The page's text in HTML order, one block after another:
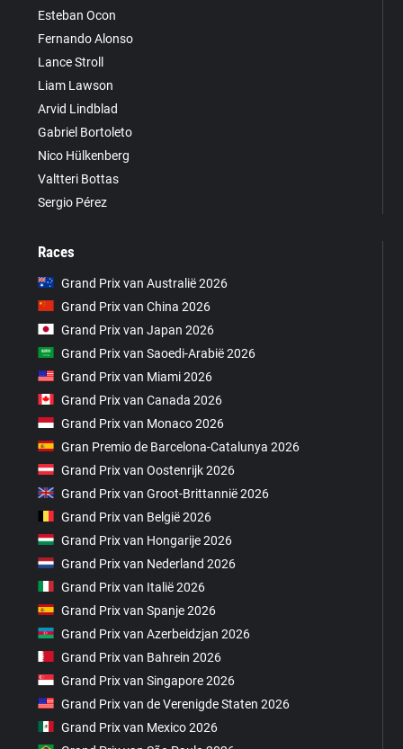
Esteban Ocon
Fernando Alonso
Lance Stroll
Liam Lawson
Arvid Lindblad
Gabriel Bortoleto
Nico Hülkenberg
Valtteri Bottas
Sergio Pérez
Races
Grand Prix van Australië 2026
Grand Prix van China 2026
Grand Prix van Japan 2026
Grand Prix van Saoedi-Arabië 2026
Grand Prix van Miami 2026
Grand Prix van Canada 2026
Grand Prix van Monaco 2026
Gran Premio de Barcelona-Catalunya 2026
Grand Prix van Oostenrijk 2026
Grand Prix van Groot-Brittannië 2026
Grand Prix van België 2026
Grand Prix van Hongarije 2026
Grand Prix van Nederland 2026
Grand Prix van Italië 2026
Grand Prix van Spanje 2026
Grand Prix van Azerbeidzjan 2026
Grand Prix van Bahrein 2026
Grand Prix van Singapore 2026
Grand Prix van de Verenigde Staten 2026
Grand Prix van Mexico 2026